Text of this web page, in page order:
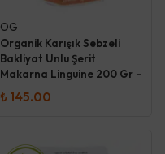
OG
Organik Karışık Sebzeli
Bakliyat Unlu Şerit
Makarna Linguine 200 Gr -
₺ 145.00